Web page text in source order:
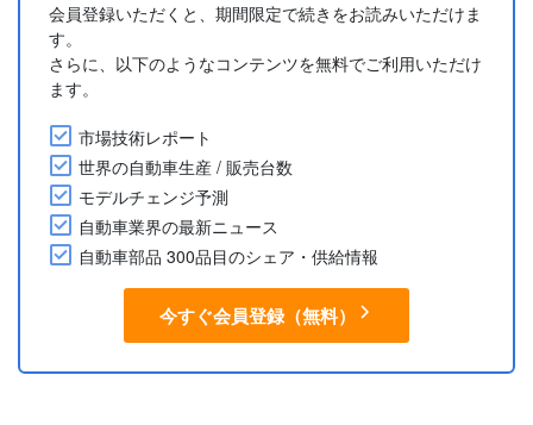
会員登録いただくと、期間限定で続きをお読みいただけま
す。
さらに、以下のようなコンテンツを無料でご利用いただけ
ます。
市場技術レポート
世界の自動車生産 / 販売台数
モデルチェンジ予測
自動車業界の最新ニュース
自動車部品 300品目のシェア・供給情報
今すぐ会員登録（無料）